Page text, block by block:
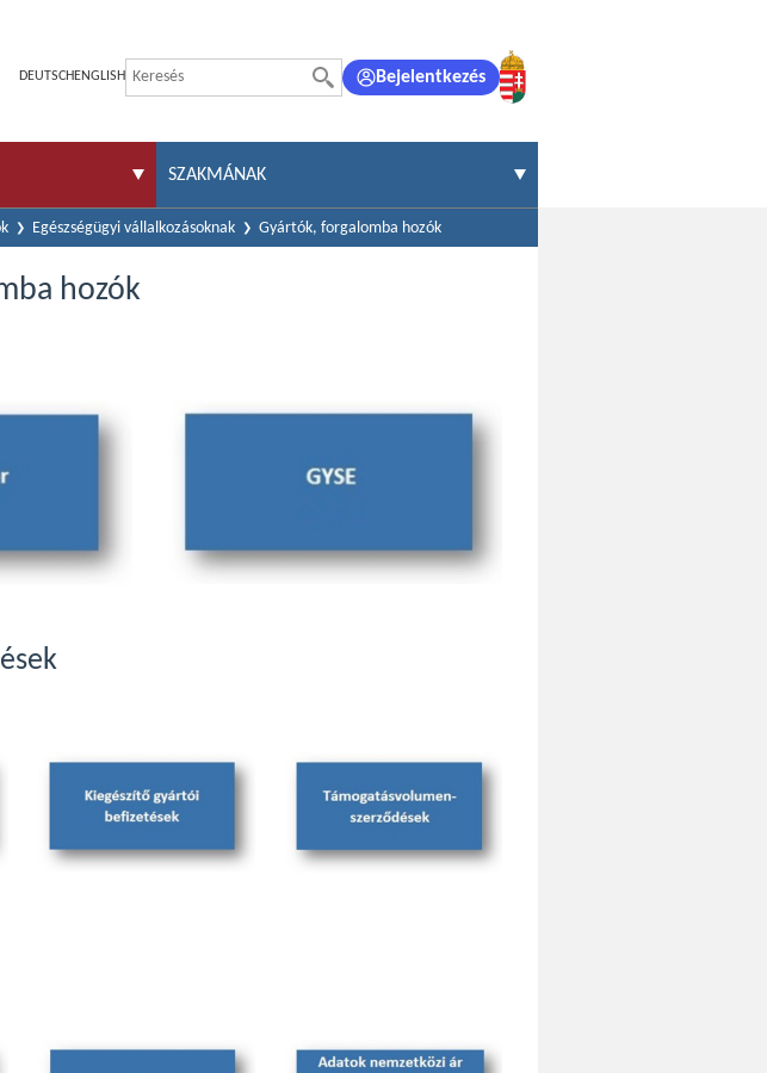
DEUTSCH ENGLISH Bejelentkezés
SZAKMÁNAK
Egészségügyi vállalkozásoknak Gyártók, forgalomba hozók
hozók